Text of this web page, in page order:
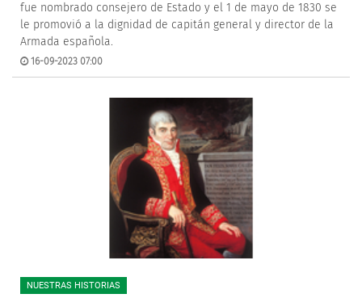
fue nombrado consejero de Estado y el 1 de mayo de 1830 se
le promovió a la dignidad de capitán general y director de la
Armada española.
16-09-2023 07:00
NUESTRAS HISTORIAS